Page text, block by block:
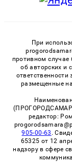
При
противном
об авторских и
размещенные
редактор:
905-00-63 .
65325 от 12
надзору в сфере